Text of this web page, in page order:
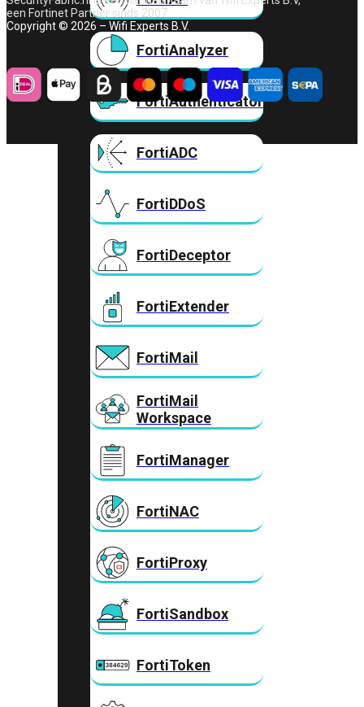
FortiAnalyzer
FortiAuthenticator
FortiADC
FortiDDoS
FortiDeceptor
FortiExtender
FortiMail
FortiMail
Workspace
FortiManager
FortiNAC
FortiProxy
FortiSandbox
FortiToken
een Fortinet Partner sinds 2007.
Copyright © 2026 – Wifi Experts B.V.